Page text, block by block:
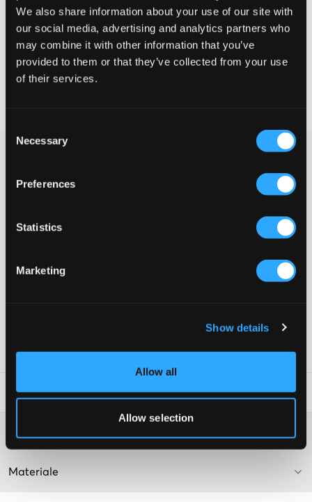
We also share information about your use of our site with
our social media, advertising and analytics partners who
may combine it with other information that you’ve
provided to them or that they’ve collected from your use
of their services.
Selection
Necessary
Preferences
Statistics
Marketing
Show details
Allow all
Allow selection
STØRRELSESTABELL
VELG EN STØRRELSE
Rask levering
Svart vattert jakke fra velkjente ROCKANDBLUE. Vatteringen
utstyrt med en justerbar hette og praktiske lommer med
Jakke
Lommer med glidelås
SKU:131722-001
Vaskeråd:
Materiale